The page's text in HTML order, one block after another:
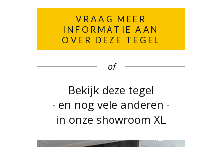
VRAAG MEER
INFORMATIE AAN
OVER DEZE TEGEL
of
Bekijk deze tegel
- en nog vele anderen -
in onze showroom XL